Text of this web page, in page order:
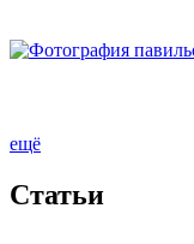
ещё
Cтатьи